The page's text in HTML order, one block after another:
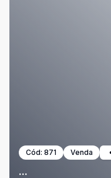
Cód: 871 Venda
...